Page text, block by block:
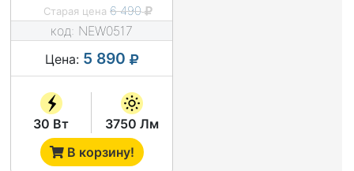
код: NEW0517
Старая цена 6 490
Цена: 5 890
30 Вт
3750 Лм
В корзину!